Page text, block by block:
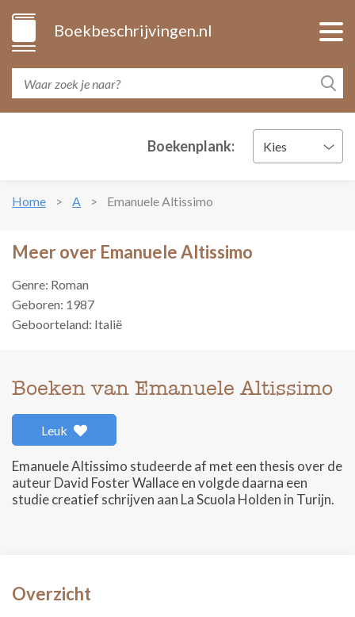
Boekbeschrijvingen.nl
Boekenplank: Kies
Home A Emanuele Altissimo
Meer over Emanuele Altissimo
Genre: Roman
Geboren: 1987
Geboorteland: Italië
Boeken van Emanuele Altissimo
Leuk
Emanuele Altissimo studeerde af met een thesis over de
auteur David Foster Wallace en volgde daarna een
studie creatief schrijven aan La Scuola Holden in Turijn.
Overzicht